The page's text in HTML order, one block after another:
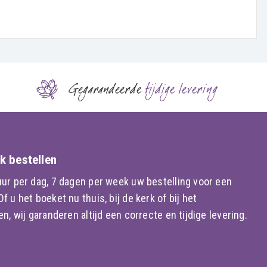
Gegarandeerdetijdige levering
bestellen
per dag, 7 dagen per week uw bestelling voor een
u het boeket nu thuis, bij de kerk of bij het
wij garanderen altijd een correcte en tijdige levering.